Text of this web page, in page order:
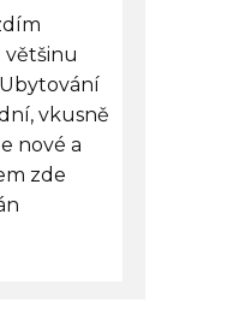
většinu
vkusně
nové a
zde